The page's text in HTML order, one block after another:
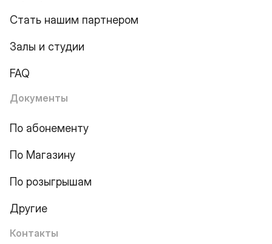
Стать нашим партнером
Залы и студии
FAQ
Документы
По абонементу
По Магазину
По розыгрышам
Другие
Контакты